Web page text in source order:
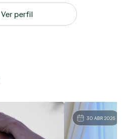
Ver perfil
30 ABR 2026